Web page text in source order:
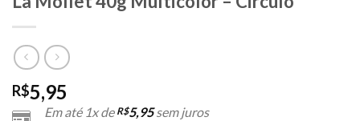
R$5,95
Em até 1x de R$5,95sem juros